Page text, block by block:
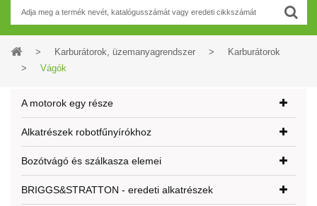
> Karburátorok, üzemanyagrendszer >
Karburátorok
>
Vágók
A motorok egy része
Alkatrészek robotfűnyírókhoz
Bozótvágó és szálkasza elemei
BRIGGS&STRATTON - eredeti alkatrészek